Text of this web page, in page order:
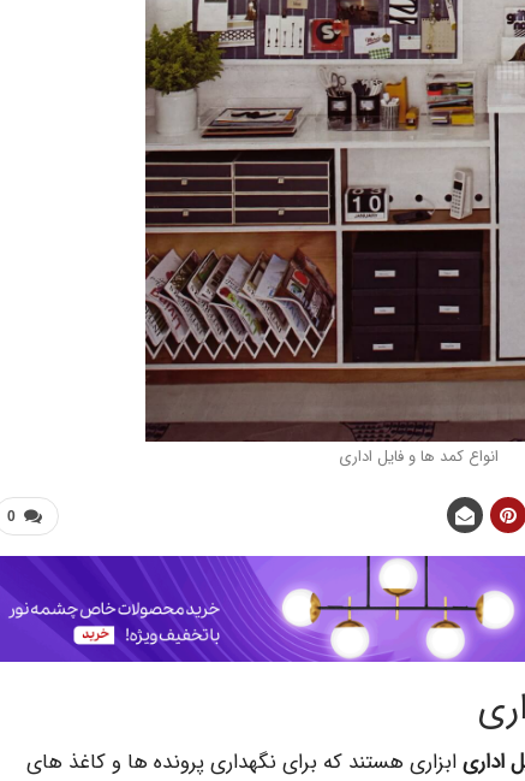
انواع کمد ها و فایل اداری
0
اداریابزاری هستند که برای نگهداری پرونده ها و کاغذ های